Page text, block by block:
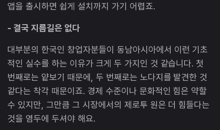
앱을 출시하면 쉽게 설치까지 가기 어렵죠.
- 결국 지름길은 없다
대부분의 한국인 창업자분들이 동남아시아에서 이런 기초
적인 실수를 하는 이유가 크게 두 가지인 것 같습니다. 첫
번째로는 얕보기 때문에, 두 번째로는 노다지를 발견한 것
같다는 착각 때문이죠. 경제 수준이나 문화적인 힘은 약할
수 있지만, 그만큼 그 시장에서의 제로투 원은 더 힘들다는
것을 염두에 두셔야 해요.